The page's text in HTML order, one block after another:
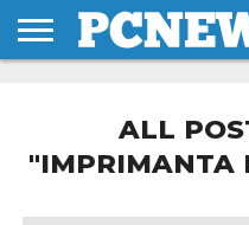
ALL
"IMPRIMANTA